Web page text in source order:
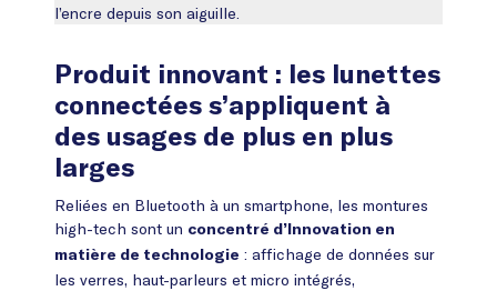
l’encre depuis son aiguille.
Produit innovant : les lunettes
connectées s’appliquent à
des usages de plus en plus
larges
Reliées en Bluetooth à un smartphone, les montures
high-tech sont un concentré d’Innovation en
matière de technologie : affichage de données sur
les verres, haut-parleurs et micro intégrés,